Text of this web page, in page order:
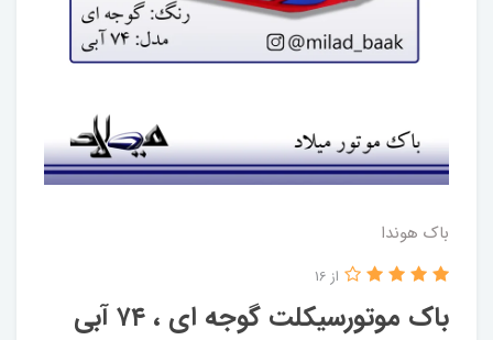
باک هوندا
باک موتورسیکلت گوجه ای ، ۷۴ آبی
از 16